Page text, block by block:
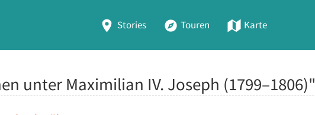
Stories Touren Karte
unter Maximilian IV. Joseph (1799–1806)"